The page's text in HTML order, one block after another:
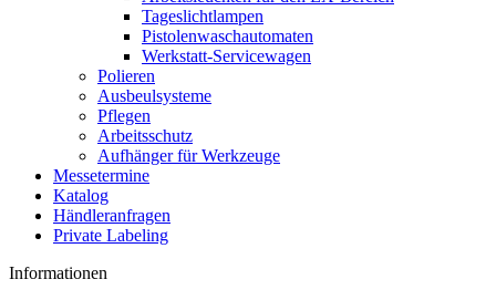
Tageslichtlampen
Pistolenwaschautomaten
Werkstatt-Servicewagen
Polieren
Ausbeulsysteme
Pflegen
Arbeitsschutz
Aufhänger für Werkzeuge
Messetermine
Katalog
Händleranfragen
Private Labeling
Informationen